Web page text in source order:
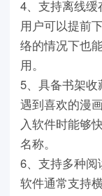
4、支持离线缓
用户可以提前
络的情况下也
用。
5、具备书架收
遇到喜欢的漫
入软件时能够
名称。
6、支持多种阅
软件通常支持